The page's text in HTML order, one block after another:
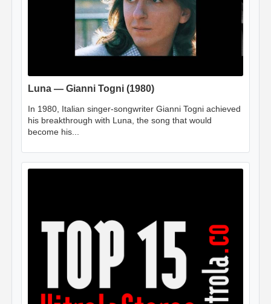
Luna — Gianni Togni (1980)
In 1980, Italian singer-songwriter Gianni Togni achieved
his breakthrough with Luna, the song that would
become his...